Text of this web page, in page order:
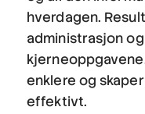
hverdagen.
administrasjon
enklere og
effektivt.